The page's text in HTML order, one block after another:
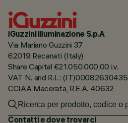
iGuzzini illuminazione S.p.A
Via Mariano Guzzini 37
62019 Recanati (Italy)
Share Capital €21.050.000,00 i.v.
VAT N. and R.I. : (IT)00082630435
CCIAA Macerata, R.E.A. 40632
Contatti e dove trovarci